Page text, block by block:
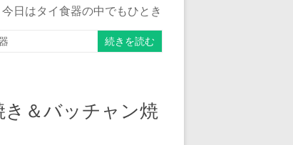
日はタイ食器の中でもひとき
続きを読む
＆バッチャン焼